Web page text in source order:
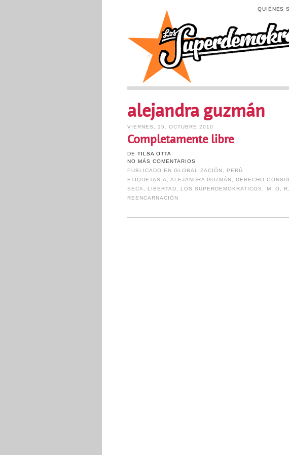
QUIÉNES
alejandra guzmán
VIERNES, 15. OCTUBRE 2010
Completamente libre
DE TILSA OTTA
NO MÁS COMENTARIOS
PUBLICADO EN GLOBALIZACIÓN
PERÚ
ETIQUETAS:A ALEJANDRA GUZMÁN DERECHO
SECA
LIBERTAD LOS SUPERDEMOKRATICOS M O R
REENCARNACIÓN